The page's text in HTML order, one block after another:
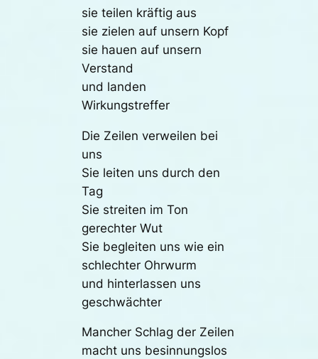
sie teilen kräftig aus
sie zielen auf unsern Kopf
sie hauen auf unsern
Verstand
und landen
Wirkungstreffer
Die Zeilen verweilen bei
uns
Sie leiten uns durch den
Tag
Sie streiten im Ton
gerechter Wut
Sie begleiten uns wie ein
schlechter Ohrwurm
und hinterlassen uns
geschwächter
Mancher Schlag der Zeilen
macht uns besinnungslos